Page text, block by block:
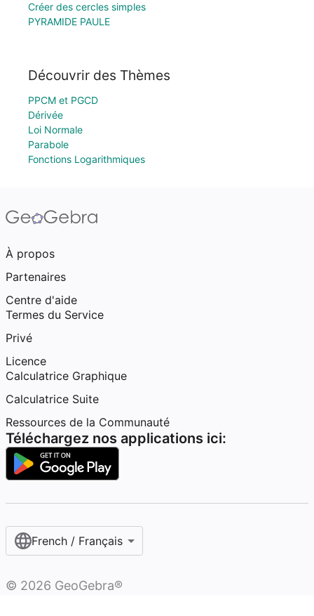
Créer des cercles simples
PYRAMIDE PAULE
Découvrir des Thèmes
PPCM et PGCD
Dérivée
Loi Normale
Parabole
Fonctions Logarithmiques
À propos
Partenaires
Centre d'aide
Termes du Service
Privé
Licence
Calculatrice Graphique
Calculatrice Suite
Ressources de la Communauté
Téléchargez nos applications ici:
French / Français‎
© 2026 GeoGebra®